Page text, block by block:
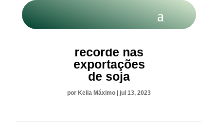
recorde nas
exportações
de soja
por Keila Máximo | jul 13, 2023